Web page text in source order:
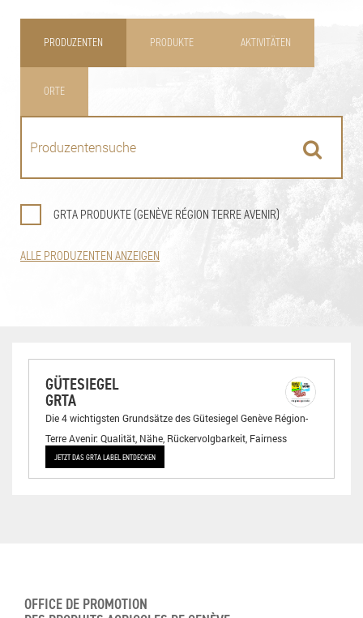
PRODUZENTEN PRODUKTE AKTIVITÄTEN
ORTE
GRTA PRODUKTE (GENÈVE RÉGION TERRE AVENIR)
ALLE PRODUZENTEN ANZEIGEN
GÜTESIEGEL
GRTA
Die 4 wichtigsten Grundsätze des Gütesiegel Genève Région-
Terre Avenir: Qualität, Nähe, Rückervolgbarkeit, Fairness
JETZT DAS GRTA LABEL ENTDECKEN
OFFICE DE PROMOTION